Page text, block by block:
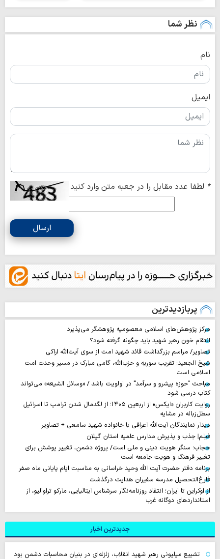
نظر شما
نام
ایمیل
* لطفا عدد مقابل را در جعبه متن وارد کنید
ارسال
پربازدیدترین
مرکز پژوهش‌های اسلامی معصومیه پژوهشگر می‌پذیرد
انتقام خون رهبر شهید باید چگونه گرفته شود؟
تصاویر/ مراسم بزرگداشت قائد شهید امت از سوی آیت‌الله اراکی
شیخ الجعید: تقریب سوریه و حزب‌الله، گامی مبارک در مسیر وحدت امت
اسلامی است
مباحث "حوزه پیشرو و سرآمد" در اولویت باشد / «وسائل الشیعه» می‌تواند
کتاب درسی شود
روایت‌ کاربران «ایکس» از اربعین ۱۴۰۵؛ از لگدمال شدن ترامپ تا اسرائیل
سطل‌زباله‌ در مشایه
دیدار نمایندگان آیت‌الله اعرافی با خانواده شهید سامعی + تصاویر
فیلم| جذب و پذیرش مدارس علمیه استان گیلان
حجاب؛ سنگر هویت دینی و ملی است/ پروژه دشمن، تغییر پوشش برای
تغییر فرهنگ و هویت جامعه است
برنامه دفتر حضرت آیت الله وحید خراسانی به مناسبت ایام پایانی ماه صفر
فارغ‌التحصیل مدرسه سفیران هدایت درگذشت
از اوکراین تا ایران؛ انتقاد روزنامه‌نگار سرشناس ایتالیایی، مارکو تراوالیو، از
استانداردهای دوگانه غرب
جدیدترین اخبار
تشییع میلیونی رهبر شهید انقلاب، زلزله‌ای در بنیان محاسبات دشمن بود